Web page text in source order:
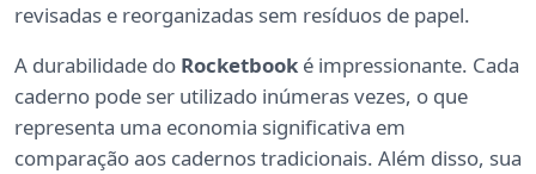
revisadas e reorganizadas sem resíduos de papel.
A durabilidade do Rocketbook é impressionante. Cada
caderno pode ser utilizado inúmeras vezes, o que
representa uma economia significativa em
comparação aos cadernos tradicionais. Além disso, sua